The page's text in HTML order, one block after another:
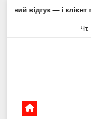
— і клієнт пішов: чому